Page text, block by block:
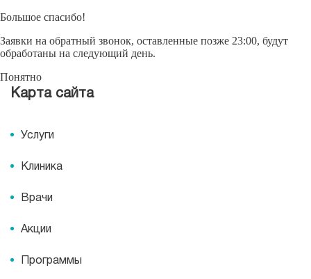
Большое спасибо!
Заявки на обратный звонок, оставленные позже 23:00, будут
обработаны на следующий день.
Понятно
Карта сайта
Услуги
Клиника
Врачи
Акции
Программы